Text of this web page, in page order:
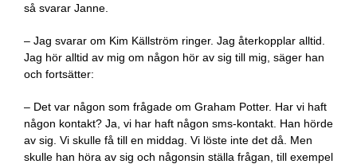
så svarar Janne.
– Jag svarar om Kim Källström ringer. Jag återkopplar alltid.
Jag hör alltid av mig om någon hör av sig till mig, säger han
och fortsätter:
– Det var någon som frågade om Graham Potter. Har vi haft
någon kontakt? Ja, vi har haft någon sms-kontakt. Han hörde
av sig. Vi skulle få till en middag. Vi löste inte det då. Men
skulle han höra av sig och någonsin ställa frågan, till exempel